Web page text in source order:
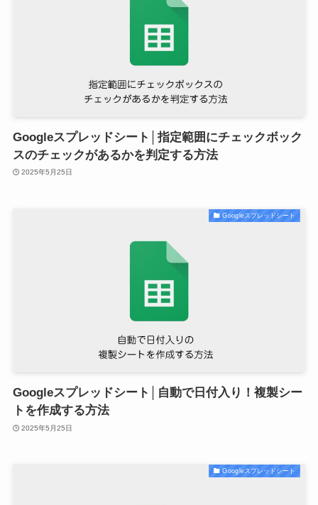
Googleスプレッドシート│指定範囲にチェックボック
スのチェックがあるかを判定する方法
2025年5月25日
Googleスプレッドシート
Googleスプレッドシート│自動で日付入り！複製シー
トを作成する方法
2025年5月25日
Googleスプレッドシート